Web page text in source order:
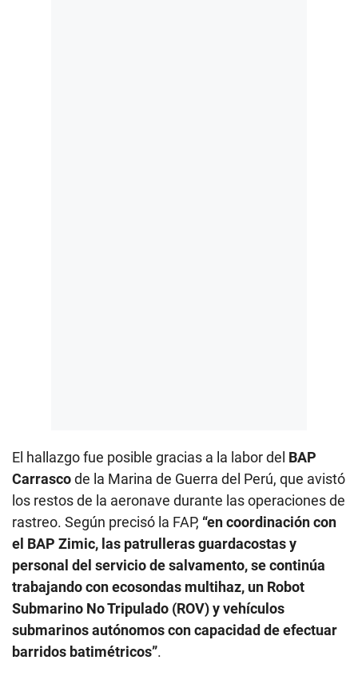
El hallazgo fue posible gracias a la labor del BAP
Carrascode la Marina de Guerra del Perú, que avistó
los restos de la aeronave durante las operaciones de
rastreo. Según precisó la FAP, “en coordinación con
el BAP Zimic, las patrulleras guardacostas y
personal del servicio de salvamento, se continúa
trabajando con ecosondas multihaz, un Robot
Submarino No Tripulado (ROV) y vehículos
submarinos autónomos con capacidad de efectuar
barridos batimétricos”.